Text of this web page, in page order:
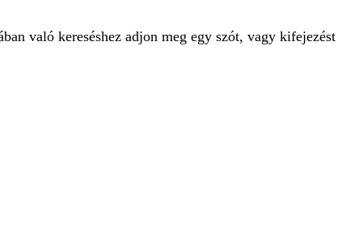
való kereséshez adjon meg egy szót, vagy kifejezést